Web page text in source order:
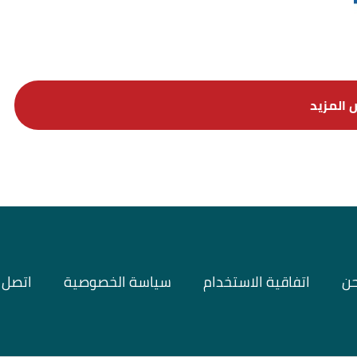
اتفاقية الاستخدام سياسة الخصوصية اتصل